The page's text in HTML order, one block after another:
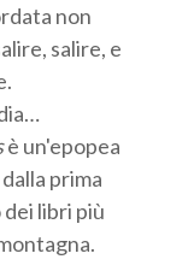
non
salire, e
è un'epopea
prima
libri più